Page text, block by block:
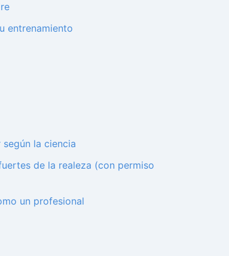
entrenamiento
la ciencia
de la realeza (con permiso
un profesional